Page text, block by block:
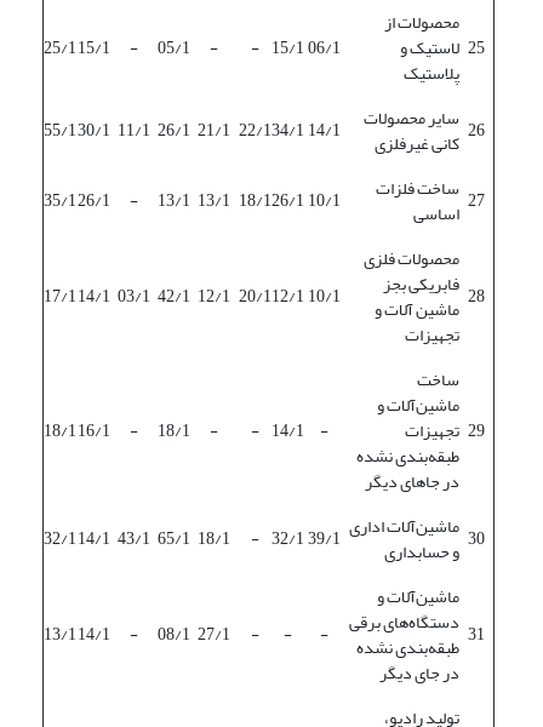
25
محصولات از
لاستیک و
پلاستیک
06/1
15/1
-
-
05/1
-
15/1
25/1
26 سایر محصولات
کانی غیرفلزی 14/1
34/1
22/1
21/1
26/1
11/1
30/1
55/1
27 ساخت فلزات
اساسی 10/1
26/1
18/1
13/1
13/1
-
26/1
35/1
28
محصولات فلزی
فابریکی بجز
ماشین آلات و
تجهیزات
10/1
12/1
20/1
12/1
42/1
03/1
14/1
17/1
29
ساخت
ماشین‌آلات و
تجهیزات
طبقه‌بندی نشده
در جاهای دیگر
-
14/1
-
-
18/1
-
16/1
18/1
30 ماشین‌آلات اداری
و حسابداری 39/1
32/1
-
18/1
65/1
43/1
14/1
32/1
31
ماشین‌آلات و
دستگاه‌های برقی
طبقه‌بندی نشده
در جای دیگر
-
-
-
27/1
08/1
-
14/1
13/1
تولید رادیو،